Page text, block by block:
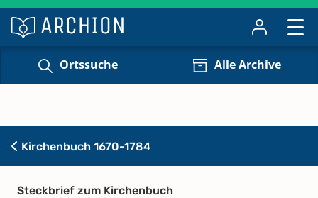
Ortssuche Alle Archive
Kirchenbuch 1670-1784
Steckbrief zum Kirchenbuch